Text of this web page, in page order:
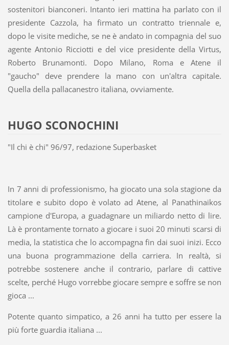
sostenitori bianconeri. Intanto ieri mattina ha parlato con il
presidente Cazzola, ha firmato un contratto triennale e,
dopo le visite mediche, se ne è andato in compagnia del suo
agente Antonio Ricciotti e del vice presidente della Virtus,
Roberto Brunamonti. Dopo Milano, Roma e Atene il
"gaucho" deve prendere la mano con un'altra capitale.
Quella della pallacanestro italiana, ovviamente.
HUGO SCONOCHINI
"Il chi è chi" 96/97, redazione Superbasket
In 7 anni di professionismo, ha giocato una sola stagione da
titolare e subito dopo è volato ad Atene, al Panathinaikos
campione d'Europa, a guadagnare un miliardo netto di lire.
Là è prontamente tornato a giocare i suoi 20 minuti scarsi di
media, la statistica che lo accompagna fin dai suoi inizi. Ecco
una buona programmazione della carriera. In realtà, si
potrebbe sostenere anche il contrario, parlare di cattive
scelte, perché Hugo vorrebbe giocare sempre e soffre se non
gioca ...
Potente quanto simpatico, a 26 anni ha tutto per essere la
più forte guardia italiana ...